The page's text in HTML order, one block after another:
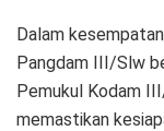
Dalam
Pangdam III/Slw
Pemukul Kodam
memastikan